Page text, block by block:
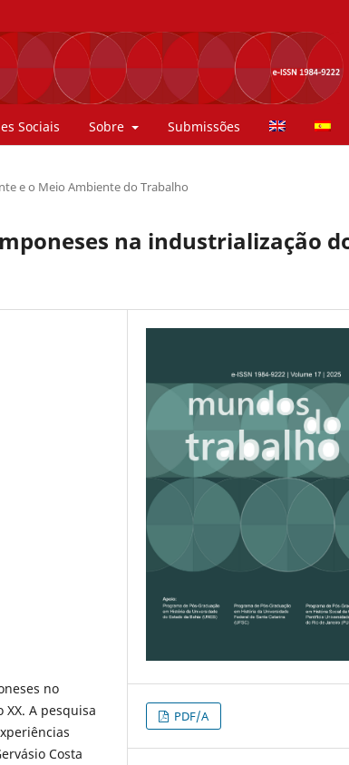
Sociais Sobre Submissões
e o Meio Ambiente do Trabalho
na industrialização
no
A pesquisa
Costa
PDF/A